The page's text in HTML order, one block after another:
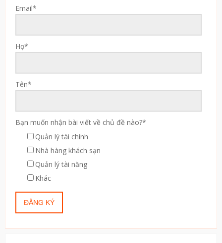
Email*
Họ*
Tên*
Bạn muốn nhận bài viết về chủ đề nào?*
Quản lý tài chính
Nhà hàng khách sạn
Quản lý tài năng
Khác